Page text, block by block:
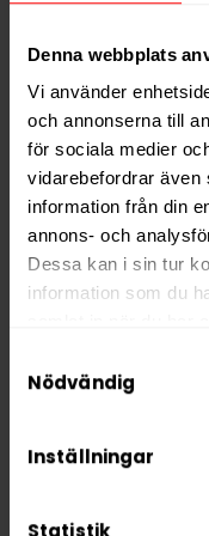
Denna webbplats
Vi använder
och annonserna till
för sociala medier
vidarebefordrar även
information från din
annons- och
Dessa kan i sin tur
information som du
We work with
Nödvändig
Inställningar
Statistik
Typ
Format
Styrka
Nikotin per gram
Nikotin per portion
Nikotin per dosa
Portioner per dosa
Varumärke